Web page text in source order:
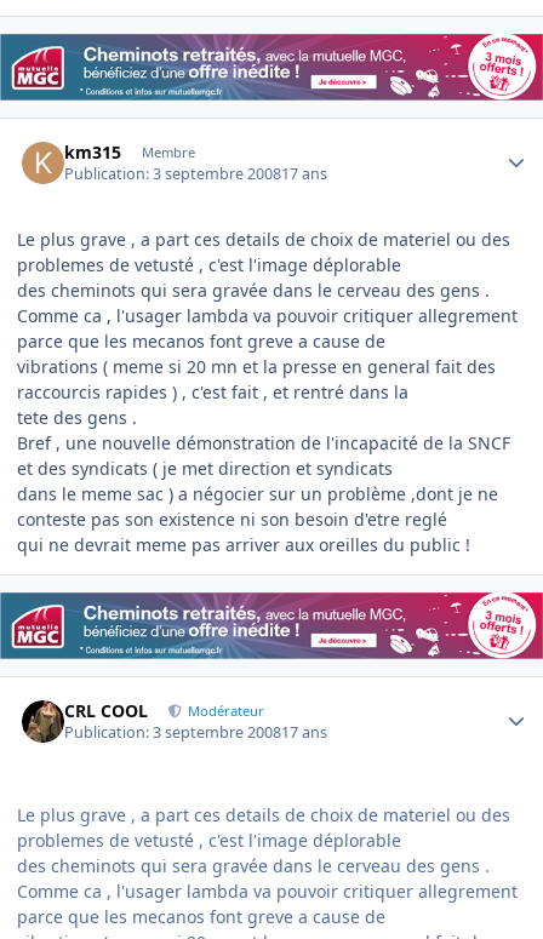
km315 Membre
Publication:3 septembre 200817 ans
Le plus grave , a part ces details de choix de materiel ou des
problemes de vetusté , c'est l'image déplorable
des cheminots qui sera gravée dans le cerveau des gens .
Comme ca , l'usager lambda va pouvoir critiquer allegrement
parce que les mecanos font greve a cause de
vibrations ( meme si 20 mn et la presse en general fait des
raccourcis rapides ) , c'est fait , et rentré dans la
tete des gens .
Bref , une nouvelle démonstration de l'incapacité de la SNCF
et des syndicats ( je met direction et syndicats
dans le meme sac ) a négocier sur un problème ,dont je ne
conteste pas son existence ni son besoin d'etre reglé
qui ne devrait meme pas arriver aux oreilles du public !
CRL COOL Modérateur
Publication:3 septembre 200817 ans
Le plus grave , a part ces details de choix de materiel ou des
problemes de vetusté , c'est l'image déplorable
des cheminots qui sera gravée dans le cerveau des gens .
Comme ca , l'usager lambda va pouvoir critiquer allegrement
parce que les mecanos font greve a cause de